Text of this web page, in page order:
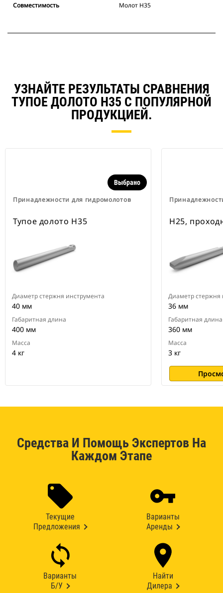
Совместимость Молот Н35
УЗНАЙТЕ РЕЗУЛЬТАТЫ СРАВНЕНИЯ
ТУПОЕ ДОЛОТО H35 С ПОПУЛЯРНОЙ
ПРОДУКЦИЕЙ.
Принадлежности для гидромолотов
Выбрано
Тупое долото H35
Диаметр стержня инструмента
40 мм
Габаритная длина
400 мм
Масса
4 кг
H25,
Диаметр стержня
36 мм
Габаритная длина
360 мм
Масса
3 кг
Средства И Помощь Экспертов На
Каждом Этапе
Текущие
Предложения
Варианты
Аренды
Варианты
Б/У
Найти
Дилера